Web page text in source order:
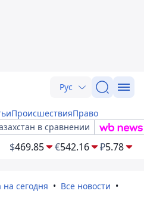
Рус
ПроисшествияПраво
в сравнении
$469.85 €542.16 ₽5.78
сегодня
Все новости